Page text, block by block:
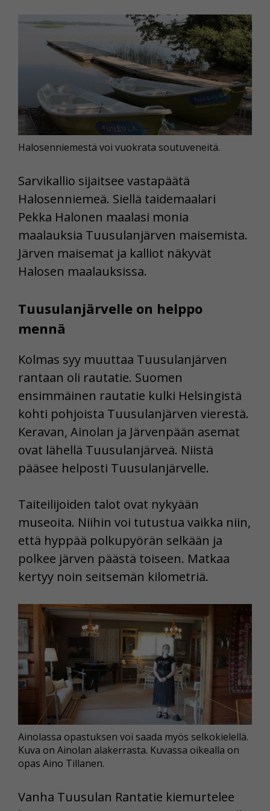
Halosenniemestä voi vuokrata soutuveneitä.
Sarvikallio sijaitsee vastapäätä
Halosenniemeä. Siellä taidemaalari
Pekka Halonen maalasi monia
maalauksia Tuusulanjärven maisemista.
Järven maisemat ja kalliot näkyvät
Halosen maalauksissa.
Tuusulanjärvelle on helppo
mennä
Kolmas syy muuttaa Tuusulanjärven
rantaan oli rautatie. Suomen
ensimmäinen rautatie kulki Helsingistä
kohti pohjoista Tuusulanjärven vierestä.
Keravan, Ainolan ja Järvenpään asemat
ovat lähellä Tuusulanjärveä. Niistä
pääsee helposti Tuusulanjärvelle.
Taiteilijoiden talot ovat nykyään
museoita. Niihin voi tutustua vaikka niin,
että hyppää polkupyörän selkään ja
polkee järven päästä toiseen. Matkaa
kertyy noin seitsemän kilometriä.
Ainolassa opastuksen voi saada myös selkokielellä.
Kuva on Ainolan alakerrasta. Kuvassa oikealla on
opas Aino Tillanen.
Vanha Tuusulan Rantatie kiemurtelee